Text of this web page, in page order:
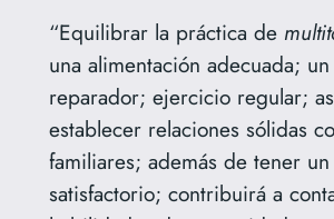
“Equilibrar la práctica de
una alimentación adecuada;
reparador; ejercicio regular;
establecer relaciones sólidas
familiares; además de tener
satisfactorio; contribuirá a